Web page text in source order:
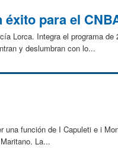
para el
Lorca. Integra el programa de
y deslumbran con lo...
una función de I Capuleti e i
La...